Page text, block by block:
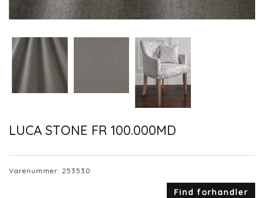
LUCA STONE FR 100.000MD
Varenummer: 253530
Find forhandler